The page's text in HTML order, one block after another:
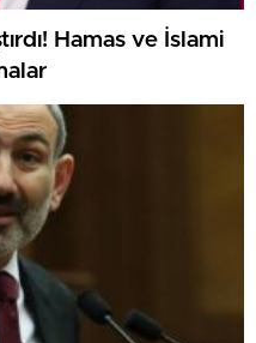
Hamas ve İslami